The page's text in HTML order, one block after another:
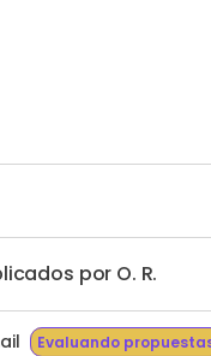
por O. R.
Evaluando